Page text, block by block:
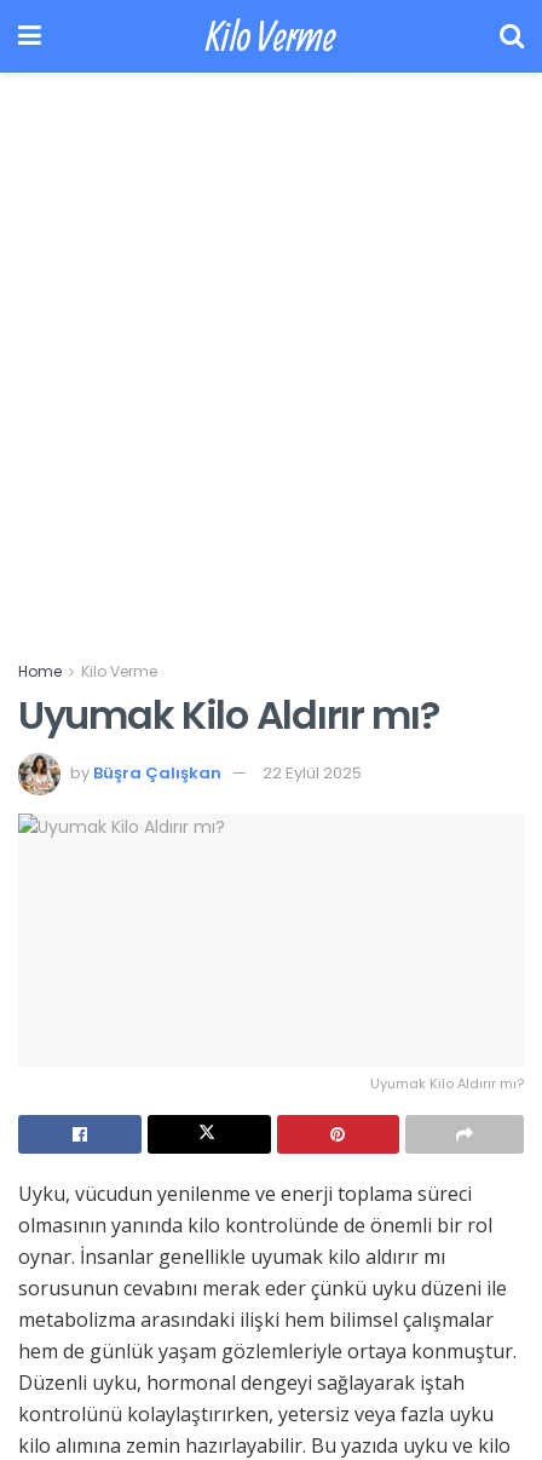
Kilo Verme
Home Kilo Verme
Uyumak Kilo Aldırır mı?
by Büşra Çalışkan 22 Eylül 2025
Uyumak Kilo Aldırır mı?
Uyku, vücudun yenilenme ve enerji toplama süreci
olmasının yanında kilo kontrolünde de önemli bir rol
oynar. İnsanlar genellikle uyumak kilo aldırır mı
sorusunun cevabını merak eder çünkü uyku düzeni ile
metabolizma arasındaki ilişki hem bilimsel çalışmalar
hem de günlük yaşam gözlemleriyle ortaya konmuştur.
Düzenli uyku, hormonal dengeyi sağlayarak iştah
kontrolünü kolaylaştırırken, yetersiz veya fazla uyku
kilo alımına zemin hazırlayabilir. Bu yazıda uyku ve kilo